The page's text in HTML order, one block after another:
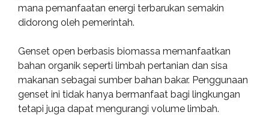
mana pemanfaatan energi terbarukan semakin
didorong oleh pemerintah.
Genset open berbasis biomassa memanfaatkan
bahan organik seperti limbah pertanian dan sisa
makanan sebagai sumber bahan bakar. Penggunaan
genset ini tidak hanya bermanfaat bagi lingkungan
tetapi juga dapat mengurangi volume limbah.